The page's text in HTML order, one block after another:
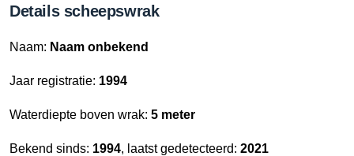
Details scheepswrak
Naam: Naam onbekend
Jaar registratie: 1994
Waterdiepte boven wrak: 5 meter
Bekend sinds: 1994, laatst gedetecteerd: 2021